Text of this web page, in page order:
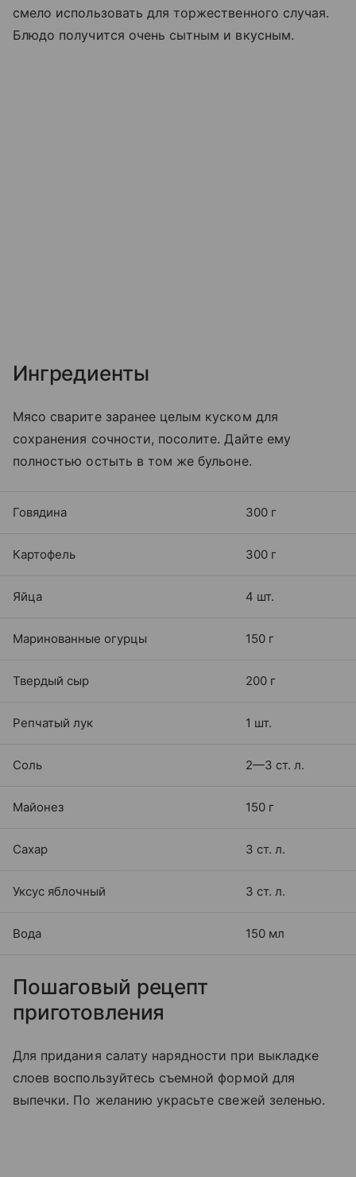
смело использовать для торжественного случая.
Блюдо получится очень сытным и вкусным.
Ингредиенты
Мясо сварите заранее целым куском для
сохранения сочности, посолите. Дайте ему
полностью остыть в том же бульоне.
Говядина 300 г
Картофель 300 г
Яйца 4 шт.
Маринованные огурцы 150 г
Твердый сыр 200 г
Репчатый лук 1 шт.
Соль 2—3 ст. л.
Майонез 150 г
Сахар 3 ст. л.
Уксус яблочный 3 ст. л.
Вода 150 мл
Пошаговый рецепт
приготовления
Для придания салату нарядности при выкладке
слоев воспользуйтесь съемной формой для
выпечки. По желанию украсьте свежей зеленью.